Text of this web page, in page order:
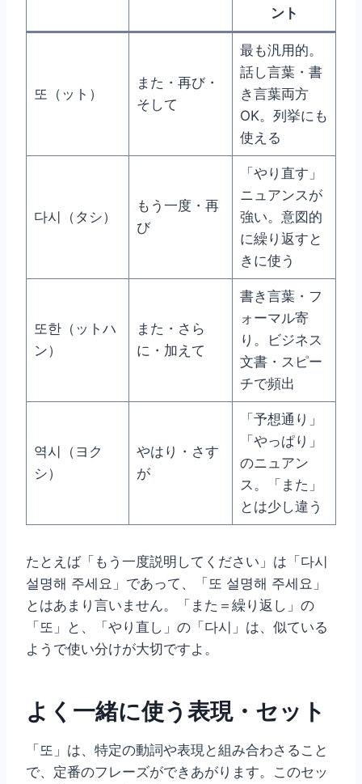
ント
또（ット）
また・再び・
そして
最も汎用的。
話し言葉・書
き言葉両方
OK。列挙にも
使える
다시（タシ）
もう一度・再
び
「やり直す」
ニュアンスが
強い。意図的
に繰り返すと
きに使う
또한（ットハ
ン）
また・さら
に・加えて
書き言葉・フ
ォーマル寄
り。ビジネス
文書・スピー
チで頻出
역시（ヨク
シ）
やはり・さす
が
「予想通り」
「やっぱり」
のニュアン
ス。「また」
とは少し違う
たとえば「もう一度説明してください」は「다시
설명해 주세요」であって、「또 설명해 주세요」
とはあまり言いません。「また＝繰り返し」の
「또」と、「やり直し」の「다시」は、似ている
ようで使い分けが大切ですよ。
よく一緒に使う表現・セット
「또」は、特定の動詞や表現と組み合わさること
で、定番のフレーズができあがります。このセッ